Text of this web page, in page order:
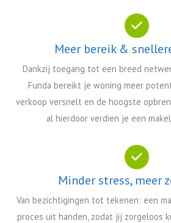
Meer bereik &
Dankzij toegang tot een breed
Funda bereikt je woning meer
verkoop versnelt en de hoogste
al hierdoor verdien je een
Minder stress, meer
Van bezichtigingen tot tekenen: een
proces uit handen, zodat jij zorgeloos